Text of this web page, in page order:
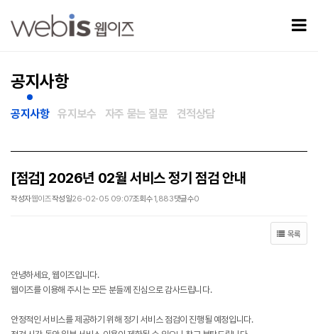
공지사항
공지사항 유지보수 자주 묻는 질문 견적상담
[점검] 2026년 02월 서비스 정기 점검 안내
작성자웹이즈작성일26-02-05 09:07조회수1,883댓글수0
목록
안녕하세요, 웹이즈입니다.
웹이즈를 이용해 주시는 모든 분들께 진심으로 감사드립니다.
안정적인 서비스를 제공하기 위해 정기 서비스 점검이 진행될 예정입니다.